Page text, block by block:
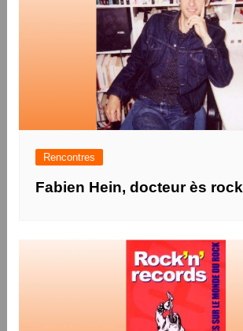
Rencontres
Fabien Hein, docteur ès rock